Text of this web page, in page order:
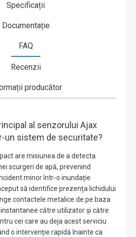
Specificații
Documentație
FAQ
Recenzii
producător
al senzorului Ajax
un sistem de securitate?
are misiunea de a detecta
scurgeri de apă, prevenind
minor într-o inundație
să identifice prezența lichidului
contactele metalice de pe baza
către utilizator și către
cei care au deja acest serviciu
o intervenție rapidă înainte ca